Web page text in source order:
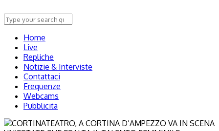
Home
Live
Repliche
Notizie & Interviste
Contattaci
Frequenze
Webcams
Pubblicita